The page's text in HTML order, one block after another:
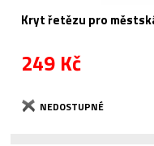
Kryt řetězu pro
249 Kč
NEDOSTUPNÉ